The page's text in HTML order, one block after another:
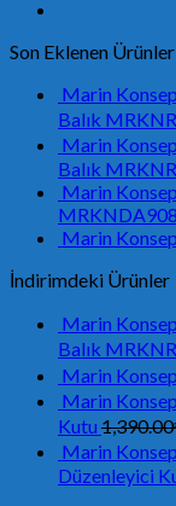
Son Eklenen Ürünler
Marin
Balık
Marin
Balık
Marin
MRKNDA908
Marin
İndirimdeki Ürünler
Marin
Balık
Marin
Marin
Kutu 1,390.00
Marin
Düzenleyici